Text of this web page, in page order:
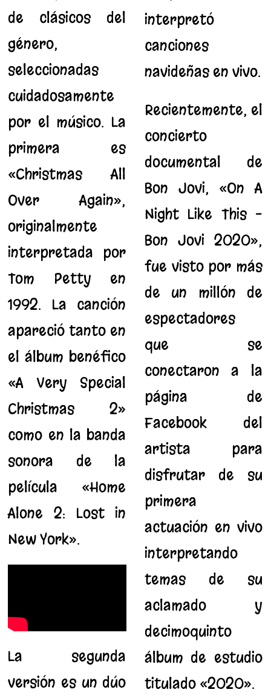
de clásicos del
género,
seleccionadas
cuidadosamente
por el músico. La
primera es
«Christmas All
Over Again»,
originalmente
interpretada por
Tom Petty en
1992. La canción
apareció tanto en
el álbum benéfico
«A Very Special
Christmas 2»
como en la banda
sonora de la
película «Home
Alone 2: Lost in
New York».
La segunda
versión es un dúo
interpretó
canciones
navideñas en vivo.
Recientemente, el
concierto
documental de
Bon Jovi, «On A
Night Like This –
Bon Jovi 2020»,
fue visto por más
de un millón de
espectadores
que se
conectaron a la
página de
Facebook del
artista para
disfrutar de su
primera
actuación en vivo
interpretando
temas de su
aclamado y
decimoquinto
álbum de estudio
titulado «2020».